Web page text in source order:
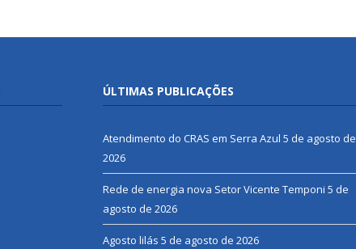
ÚLTIMAS PUBLICAÇÕES
Atendimento do CRAS em Serra Azul 5 de agosto de
2026
Rede de energia nova Setor Vicente Temponi 5 de
agosto de 2026
Agosto lilás 5 de agosto de 2026